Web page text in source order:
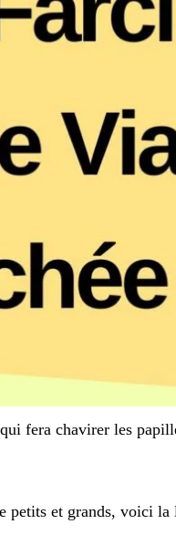
fera chavirer les
petits et grands, voici